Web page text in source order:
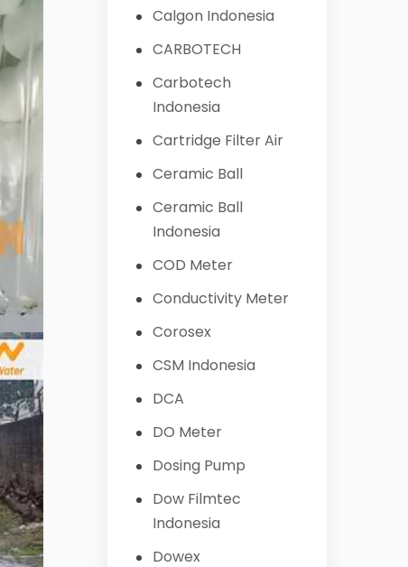
Calgon Indonesia
CARBOTECH
Carbotech
Indonesia
Cartridge Filter Air
Ceramic Ball
Ceramic Ball
Indonesia
COD Meter
Conductivity Meter
Corosex
CSM Indonesia
DCA
DO Meter
Dosing Pump
Dow Filmtec
Indonesia
Dowex